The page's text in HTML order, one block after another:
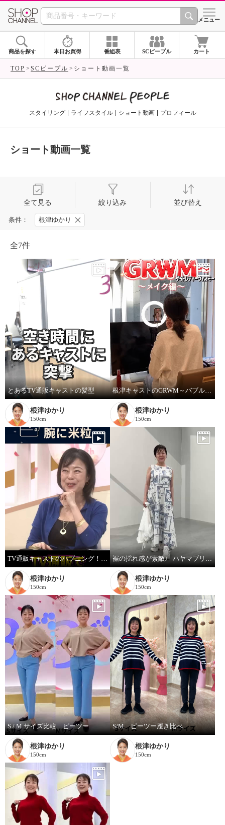
SHOP CHANNEL シメニュー
商品を探す 本日お買得 番組表 SCピープル カート
TOP SCピープル ショート動画一覧
スタイリング ライフスタイル ショート動画 プロフィール
ショート動画一覧
全て見る 絞り込み 並び替え
条件： 根津ゆかり
全7件
とあるTV通販キャストの髪型
根津ゆかり
150cm
根津キャストのGRWM～バブルファンデ紹介します！
根津ゆかり
150cm
根津ゆかり
150cm
裾の揺れ感が素敵♩ ハヤマブリーズ ワンピース
根津ゆかり
150cm
S / M サイズ比較 ピーツー
根津ゆかり
150cm
S/M ピーツー履き比べ
根津ゆかり
150cm